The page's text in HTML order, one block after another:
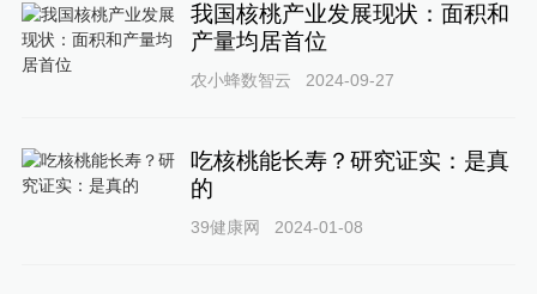
我国核桃产业发展现状：面积和
产量均居首位
农小蜂数智云 2024-09-27
吃核桃能长寿？研究证实：是真
的
39健康网 2024-01-08